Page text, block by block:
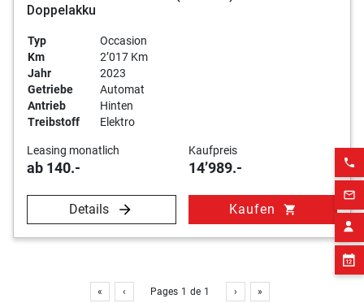
phone
mail_outline
Doppelakku
Typ
Occasion
Km
2’017 Km
Jahr
2023
Getriebe
Automat
Antrieb
Hinten
Treibstoff
Elektro
Leasing monatlich
ab 140.-
Kaufpreis
14’989.-
Details Kaufen shopping_cart
« ‹ Pages 1 de 1 › »